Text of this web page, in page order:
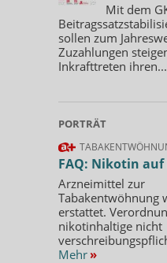
Mit dem
sollen zum
Zuzahlungen
Inkrafttreten ihren...
PORTRÄT
FAQ: Nikotin auf
Arzneimittel zur
Tabakentwöhnung
erstattet.
nikotinhaltige nicht
Mehr »